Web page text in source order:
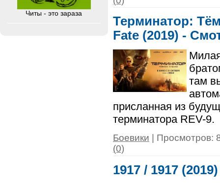
Читы - это зараза
Терминатор:
Fate (2019) -
там
присланная из
терминатора REV-9.
Боевики | Просмотров:
(0)
1917 / 1917